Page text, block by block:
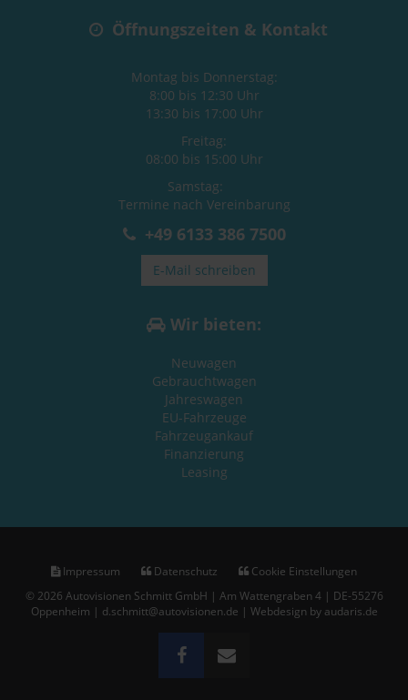
Öffnungszeiten & Kontakt
Montag bis Donnerstag:
8:00 bis 12:30 Uhr
13:30 bis 17:00 Uhr
Freitag:
08:00 bis 15:00 Uhr
Samstag:
Termine nach Vereinbarung
+49 6133 386 7500
E-Mail schreiben
Wir bieten:
Neuwagen
Gebrauchtwagen
Jahreswagen
EU-Fahrzeuge
Fahrzeugankauf
Finanzierung
Leasing
Impressum Datenschutz
Cookie Einstellungen
© 2026 Autovisionen Schmitt GmbH | Am Wattengraben 4 | DE-55276
Oppenheim | d.schmitt@autovisionen.de | Webdesign by audaris.de